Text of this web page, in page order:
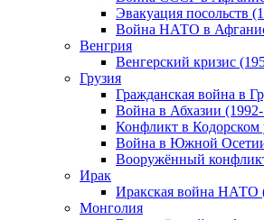
Эвакуация посольств
Война НАТО в
Венгрия
Венгерский кризис
Грузия
Гражданская война в
Война в Абхазии
Конфликт в Кодорском
Война в Южной
Вооружённый
Ирак
Иракская война НАТО
Монголия